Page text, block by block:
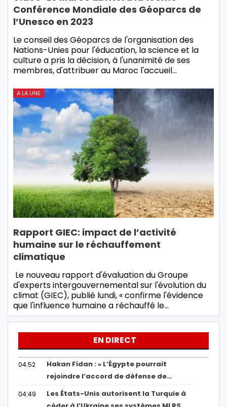
Conférence Mondiale des Géoparcs de
l’Unesco en 2023
Le conseil des Géoparcs de l'organisation des
Nations-Unies pour l'éducation, la science et la
culture a pris la décision, à l'unanimité de ses
membres, d'attribuer au Maroc l'accueil…
A LA UNE
Rapport GIEC: impact de l’activité
humaine sur le réchauffement
climatique
Le nouveau rapport d'évaluation du Groupe
d'experts intergouvernemental sur l'évolution du
climat (GIEC), publié lundi, « confirme l'évidence
que l'influence humaine a réchauffé le…
EN DIRECT
04:52
Hakan Fidan : « L’Égypte pourrait
rejoindre l’accord de défense de…
04:49
Les États-Unis autorisent la Turquie à